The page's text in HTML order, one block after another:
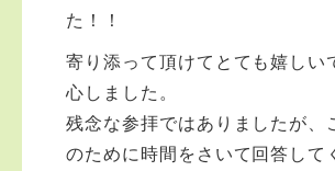
た！！
寄り添って頂けてとても嬉しい
心しました。
残念な参拝ではありましたが、
のために時間をさいて回答して